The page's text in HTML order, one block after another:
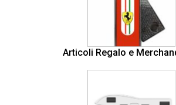
Articoli Regalo e